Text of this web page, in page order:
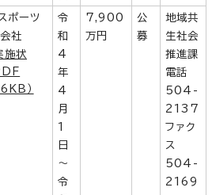
ポーツ
社
施状
）
令
和
4
年
4
月
1
日
～
令
7,900
万円
公
募
地域共
生社会
推進課
電話
504-
2137
ファク
ス
504-
2169